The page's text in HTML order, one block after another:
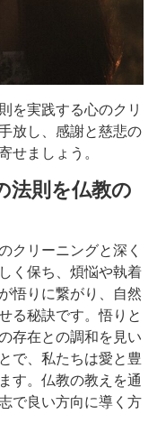
を実践する心のクリ
放し、感謝と慈悲の
せましょう。
法則を仏教の
クリーニングと深く
く保ち、煩悩や執着
悟りに繋がり、自然
る秘訣です。悟りと
存在との調和を見い
で、私たちは愛と豊
す。仏教の教えを通
で良い方向に導く方